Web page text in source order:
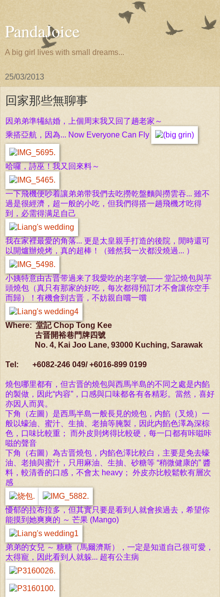
PandaJoice
A big girl lives with small dreams...
25/03/2013
回家那些無聊事
因弟弟準犕結婚，上個周末我又回了趟老家～
乘搭亞航，因為... Now Everyone Can Fly
哈囉，詩巫！我又回來料～
一下飛機便吵着讓弟弟带我們去吃撈乾盤麵與撈雲吞... 雖不
過是很經濟，超一般的小吃，但我們得搭一趟飛機才吃得
到，必需得满足自己
我在家裡最愛的角落... 更是太皇親手打造的後院，閒時還可
以開爐辦燒烤，真的超棒！（雖然我一次都没燒過... ）
小姨特意由古晋带過来了我愛吃的老字號—— 堂記燒包與芋
頭燒包（真只有那家的好吃，每次都得預訂才不會讓你空手
而歸）！有機會到古晋，不妨親自嚐一嚐
Where: 堂記 Chop Tong Kee
古晋開裕巷門牌四號
No. 4, Kai Joo Lane, 93000 Kuching, Sarawak
Tel: +6082-246 049/ +6016-899 0199
燒包哪里都有，但古晋的燒包與西馬半島的不同之處是内餡
的製做，因此“内容”，口感與口味都各有各精彩。當然，喜好
亦因人而異。
下角（左圖）是西馬半島一般長見的燒包，内餡（ 叉燒）一
般以蠔油、蜜汁、生抽、老抽等腌製，因此内餡色澤為深棕
色，口味比較重； 而外皮則烤得比較硬，每一口都有咔嗞咔
嗞的聲音
下角（右圖）為古晋燒包， 内餡色澤比較白，主要是免去蠔
油 、老抽與蜜汁，只用麻油、生抽、砂糖等 “稍微健康的” 醬
料，較清香的口感，不會太 heavy；
外皮亦比較鬆軟有層次
感
懮郁的拉布拉多，但其實只要是看到人就會挨過去，希望你
能摸到她爽爽的 ～ 芒果 (Mango)
弟弟的女兒 ～ 糖糖（馬爾濟斯），一定是知道自己很可愛，
太得寵，因此看到人就躲... 超有公主病